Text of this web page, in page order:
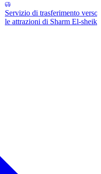
Servizio di trasferimento verso
le attrazioni di Sharm El-sheikh